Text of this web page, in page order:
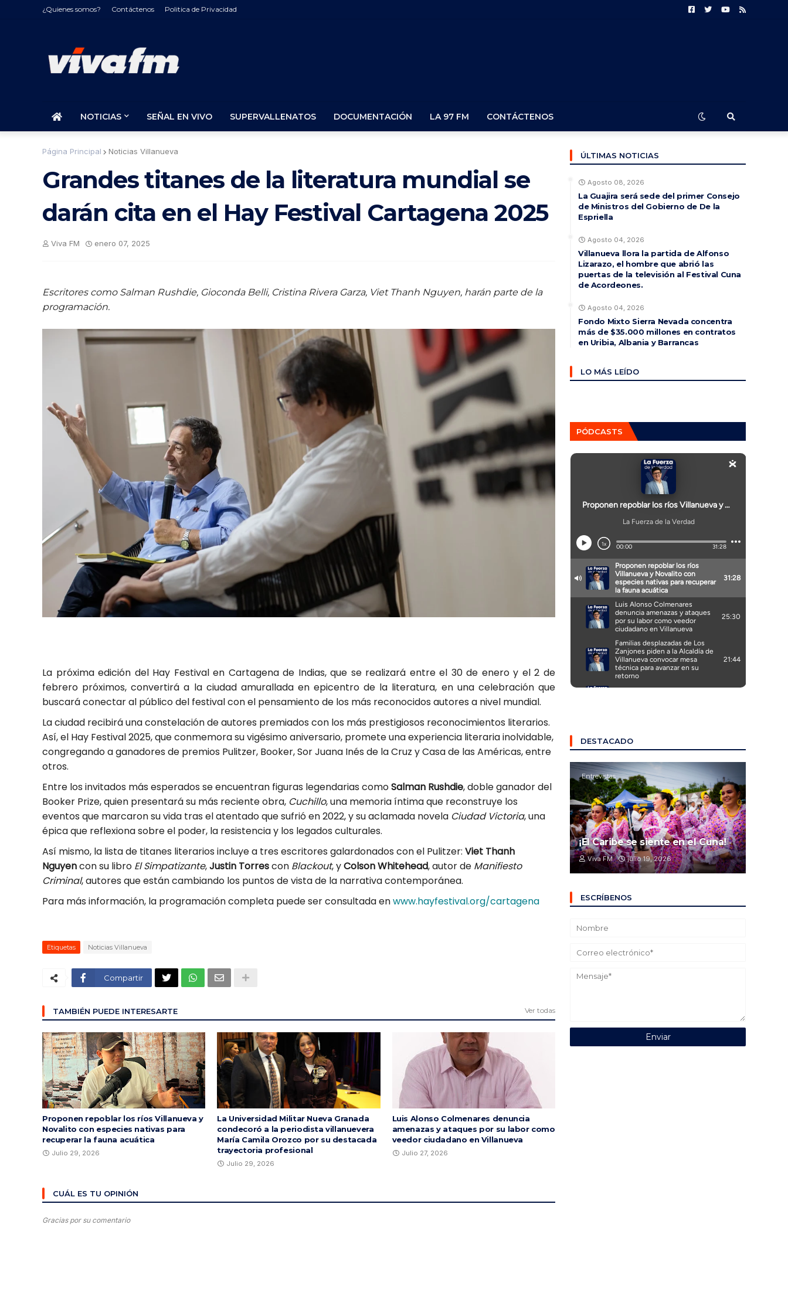
¿Quienes somos? Contáctenos Politica de Privacidad
NOTICIAS SEÑAL EN VIVO SUPERVALLENATOS DOCUMENTACIÓN LA 97 FM CONTÁCTENOS
Página Principal Noticias Villanueva
Grandes titanes de la literatura mundial se
darán cita en el Hay Festival Cartagena 2025
Viva FM enero 07, 2025
Escritores como Salman Rushdie, Gioconda Belli, Cristina Rivera Garza, Viet Thanh Nguyen, harán parte de la
programación.
La próxima edición del Hay Festival en Cartagena de Indias, que se realizará entre el 30 de enero y el 2 de
febrero próximos, convertirá a la ciudad amurallada en epicentro de la literatura, en una celebración que
buscará conectar al público del festival con el pensamiento de los más reconocidos autores a nivel mundial.
La ciudad recibirá una constelación de autores premiados con los más prestigiosos reconocimientos literarios.
Así, el Hay Festival 2025, que conmemora su vigésimo aniversario, promete una experiencia literaria inolvidable,
congregando a ganadores de premios Pulitzer, Booker, Sor Juana Inés de la Cruz y Casa de las Américas, entre
otros.
Entre los invitados más esperados se encuentran figuras legendarias comoSalman Rushdie, doble ganador del
Booker Prize, quien presentará su más reciente obra, Cuchillo, una memoria íntima que reconstruye los
eventos que marcaron su vida tras el atentado que sufrió en 2022, y su aclamada novela Ciudad Victoria, una
épica que reflexiona sobre el poder, la resistencia y los legados culturales.
Así mismo, la lista de titanes literarios incluye a tres escritores galardonados con el Pulitzer: Viet Thanh
Nguyencon su libro El Simpatizante,Justin Torrescon Blackout, yColson Whitehead, autor de Manifiesto
Criminal, autores que están cambiando los puntos de vista de la narrativa contemporánea.
Para más información, la programación completa puede ser consultada enwww.hayfestival.org/cartagena
Etiquetas Noticias Villanueva
Compartir
TAMBIÉN PUEDE INTERESARTE Ver todas
Proponen repoblar los ríos Villanueva y
Novalito con especies nativas para
recuperar la fauna acuática
Julio 29, 2026
La Universidad Militar Nueva Granada
condecoró a la periodista villanuevera
María Camila Orozco por su destacada
trayectoria profesional
Julio 29, 2026
Luis Alonso Colmenares denuncia
amenazas y ataques por su labor como
veedor ciudadano en Villanueva
Julio 27, 2026
CUÁL ES TU OPINIÓN
Gracias por su comentario
ÚLTIMAS NOTICIAS
Agosto 08, 2026
La Guajira será sede del primer Consejo
de Ministros del Gobierno de De la
Espriella
Agosto 04, 2026
Villanueva llora la partida de Alfonso
Lizarazo, el hombre que abrió las
puertas de la televisión al Festival Cuna
de Acordeones.
Agosto 04, 2026
Fondo Mixto Sierra Nevada concentra
más de $35.000 millones en contratos
en Uribia, Albania y Barrancas
LO MÁS LEÍDO
PÓDCASTS
DESTACADO
Entrevistas
¡El Caribe se siente en el Cuna!
Viva FM julio 19, 2026
ESCRÍBENOS